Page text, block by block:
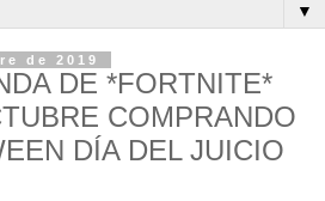
▼
de 2019
DE *FORTNITE*
COMPRANDO
DÍA DEL JUICIO